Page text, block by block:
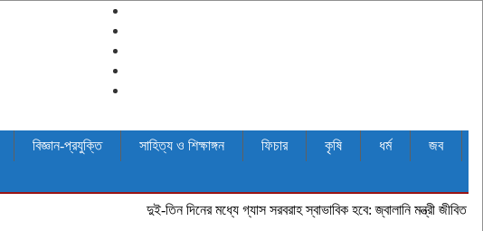
বিজ্ঞান-প্রযুক্তি সাহিত্য ও শিক্ষাঙ্গন ফিচার কৃষি ধর্ম
জব
দুই-তিন দিনের মধ্যে গ্যাস সরবরাহ স্বাভাবিক হবে: জ্বালানি মন্ত্রী জীবিত অবস্থায় নিজের